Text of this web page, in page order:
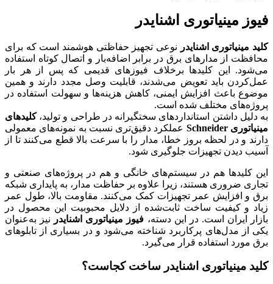
فیوز مینیاتوری اشنایدر
کلید مینیاتوری اشنایدر
نوعی تجهیز حفاظتی هوشمند است که برای
محافظت از مدارهای برق در برابر اضافه‌بار و اتصال کوتاه استفاده
می‌شود. این کلیدها برخلاف فیوزهای قدیمی که پس از هر بار
عمل‌کردن باید تعویض می‌شدند، قابلیت وصل مجدد دارند و همین
موضوع باعث افزایش ایمنی، کاهش هزینه‌ها و سهولت استفاده در
پروژه‌های مختلف شده است.
به دلیل داشتن استانداردهای سختگیرانه در طراحی و تولید،کلیدهای
مینیاتوری Schneider
عملکرد دقیق‌تری نسبت به نمونه‌های معمولی
دارند و در لحظه بروز خطا، مدار را با سرعت بالا قطع می‌کنند تا از
آسیب دیدن تجهیزات جلوگیری شود.
این کلیدها هم در سیستم‌های خانگی و هم در پروژه‌های صنعتی و
تجاری ضروری هستند، زیرا علاوه بر حفاظت مدار، به پایداری شبکه
برق و افزایش عمر تجهیزات کمک می‌کنند. مقاومت بالا، طول عمر
زیاد و کیفیت ساخت ثابت‌شده از دلایل محبوبیت این محصول در
بازار ایران است. در این دسته، فیوز مینیاتوری اشنایدر
نیز به‌عنوان
یکی از مدل‌های پرکاربرد شناخته می‌شود و در بسیاری از تابلوهای
برق مورد استفاده قرار می‌گیرد.
کلید مینیاتوری اشنایدر ساخت کجاست؟